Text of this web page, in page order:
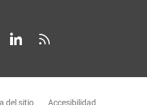
del sitio Accesibilidad